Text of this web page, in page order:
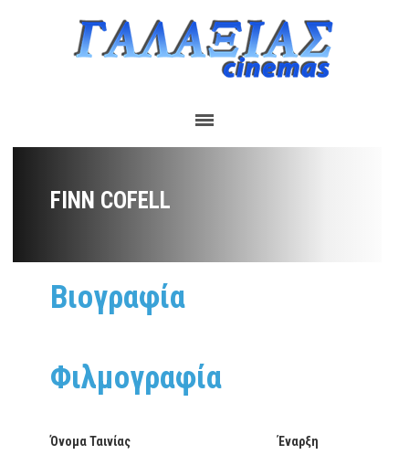
FINN COFELL
Βιογραφία
Φιλμογραφία
Όνομα Ταινίας Έναρξη